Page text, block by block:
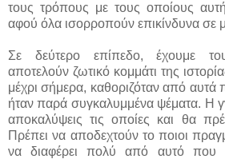
τους τρόπους με τους οποίους αυτή
αφού όλα ισορροπούν επικίνδυνα σε
Σε δεύτερο επίπεδο, έχουμε
αποτελούν ζωτικό κομμάτι της
μέχρι σήμερα, καθοριζόταν από
ήταν παρά συγκαλυμμένα ψέματα. Η
αποκαλύψεις τις οποίες και θα
Πρέπει να αποδεχτούν το ποιοι
να διαφέρει πολύ από αυτό που